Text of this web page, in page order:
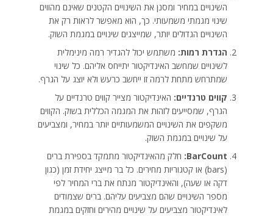
השינויים במחיר ומסנן את השינויים הקטנים שאינם מהווים
שינוי מגמתי משמעותי. כך, הוא מאפשר לראות רק את
השינויים הגדולים יותר, שמייצגים שינויים במגמת השוק.
הגדרת רמות: משתמש יכול להגדיר רמה מינימלית
לשינויים שמחשב האינדיקטור יתייחס אליהם. כל שינוי
שמתרחש מתחת לרמה זו ייחשב כרעש ולא יוצג על הגרף.
קווים טרנדיים: האינדיקטור מצייר קווים טרנדיים על
הגרף, שמסייעים לזהות את המגמה הכללית בשוק. הקווים
משקפים את השינויים המשמעותיים יותר במחיר, ומצביעים
על שינויים במגמת השוק.
BarCount: חלק מהאינדיקטור מתמקד בספירת ברים
(bars) או קטגוריות מחירים. כל בר מייצג יחידת זמן (כגון
דקה או שעה), והאינדיקטור מנתח את ברי המחיר לפי
מספר השינויים שהם מצביעים עליהם. ברים שצמודים
לאינדיקטור מצביעים על שינויים מהירים וחזקים במגמת